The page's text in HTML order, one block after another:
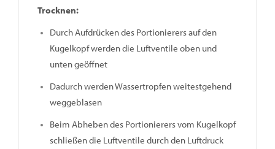
Trocknen:
Durch Aufdrücken des Portionierers auf den
Kugelkopf werden die Luftventile oben und
unten geöffnet
Dadurch werden Wassertropfen weitestgehend
weggeblasen
Beim Abheben des Portionierers vom Kugelkopf
schließen die Luftventile durch den Luftdruck